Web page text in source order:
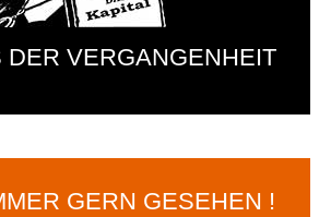
DER VERGANGENHEIT
GERN GESEHEN !